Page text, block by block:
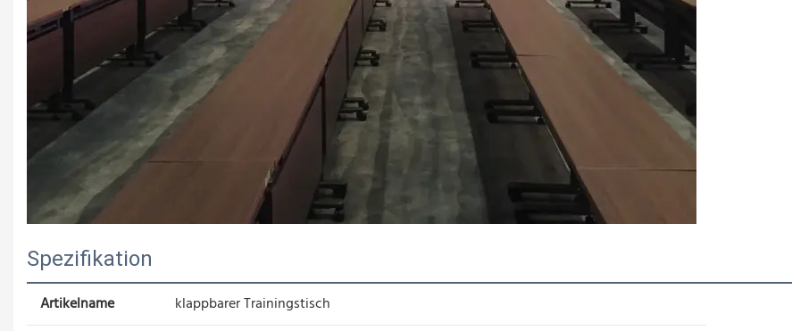
Spezifikation
Artikelname klappbarer Trainingstisch